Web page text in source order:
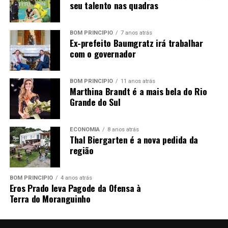
seu talento nas quadras
BOM PRINCÍPIO 7 anos atrás
Ex-prefeito Baumgratz irá trabalhar
com o governador
BOM PRINCÍPIO 11 anos atrás
Marthina Brandt é a mais bela do Rio
Grande do Sul
ECONOMIA 8 anos atrás
Thal Biergarten é a nova pedida da
região
BOM PRINCÍPIO 4 anos atrás
Eros Prado leva Pagode da Ofensa à
Terra do Moranguinho